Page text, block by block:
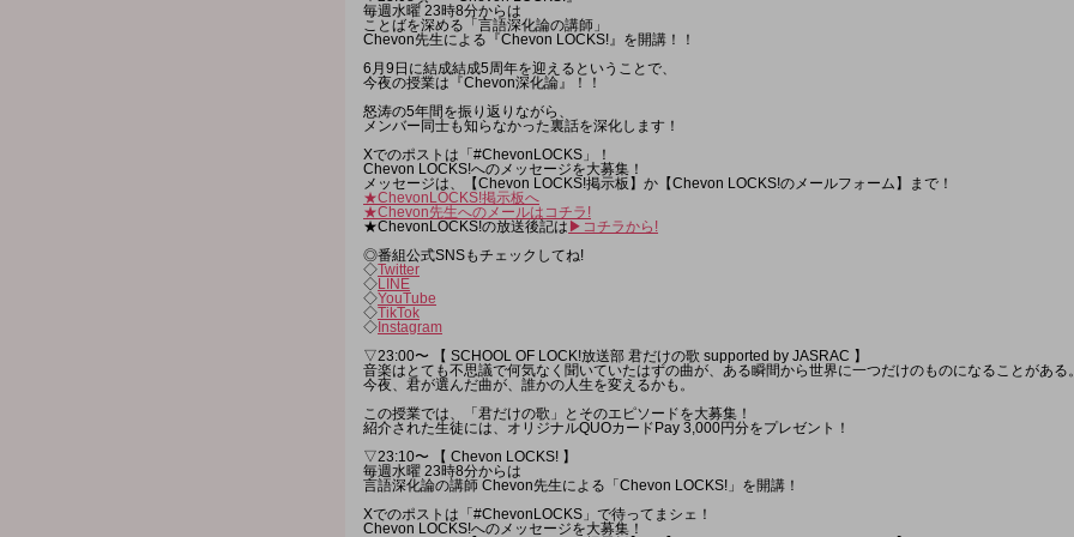
毎週水曜 23時8分からは
ことばを深める「言語深化論の講師」
Chevon先生による『Chevon LOCKS!』を開講！！
6月9日に結成結成5周年を迎えるということで、
今夜の授業は『Chevon深化論』！！
怒涛の5年間を振り返りながら、
メンバー同士も知らなかった裏話を深化します！
Xでのポストは「#ChevonLOCKS」！
Chevon LOCKS!へのメッセージを大募集！
メッセージは、【Chevon LOCKS!掲示板】か【Chevon LOCKS!のメールフォーム】まで！
★ChevonLOCKS!掲示板へ
★Chevon先生へのメールはコチラ!
★ChevonLOCKS!の放送後記は ▶︎コチラから!
◎番組公式SNSもチェックしてね!
◇Twitter
◇LINE
◇YouTube
◇TikTok
◇ Instagram
▽23:00〜 【 SCHOOL OF LOCK!放送部 君だけの歌 supported by JASRAC 】
音楽はとても不思議で何気なく聞いていたはずの曲が、ある瞬間から世界に一つだけのものになることがある
今夜、君が選んだ曲が、誰かの人生を変えるかも。
この授業では、「君だけの歌」とそのエピソードを大募集！
紹介された生徒には、オリジナルQUOカードPay 3,000円分をプレゼント！
▽23:10〜 【 Chevon LOCKS! 】
毎週水曜 23時8分からは
言語深化論の講師 Chevon先生による「Chevon LOCKS!」を開講！
Xでのポストは「#ChevonLOCKS」で待ってまシェ！
Chevon LOCKS!へのメッセージを大募集！